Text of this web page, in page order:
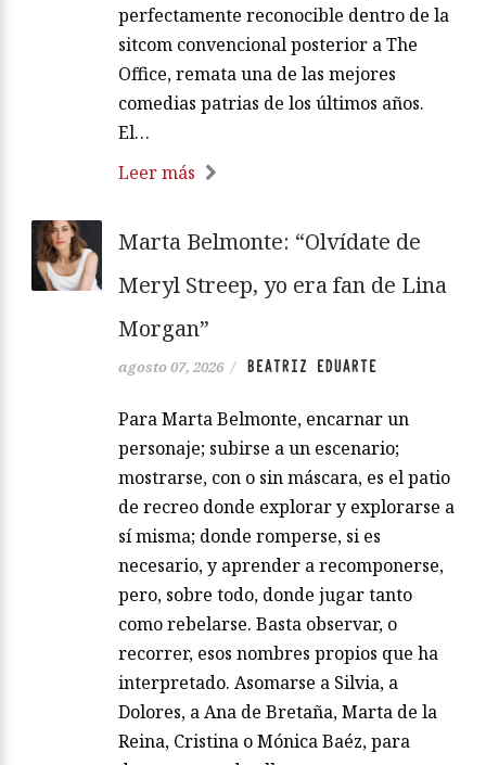
perfectamente reconocible dentro de la
sitcom convencional posterior a The
Office, remata una de las mejores
comedias patrias de los últimos años.
El…
Leer más
Marta Belmonte: “Olvídate de
Meryl Streep, yo era fan de Lina
Morgan”
agosto 07, 2026 / BEATRIZ EDUARTE
Para Marta Belmonte, encarnar un
personaje; subirse a un escenario;
mostrarse, con o sin máscara, es el patio
de recreo donde explorar y explorarse a
sí misma; donde romperse, si es
necesario, y aprender a recomponerse,
pero, sobre todo, donde jugar tanto
como rebelarse. Basta observar, o
recorrer, esos nombres propios que ha
interpretado. Asomarse a Silvia, a
Dolores, a Ana de Bretaña, Marta de la
Reina, Cristina o Mónica Baéz, para